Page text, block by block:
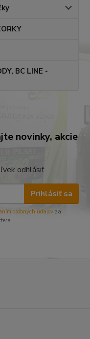
BC LINE -
novinky, akcie
odhlásiť.
Prihlásiť sa
osobných údajov za